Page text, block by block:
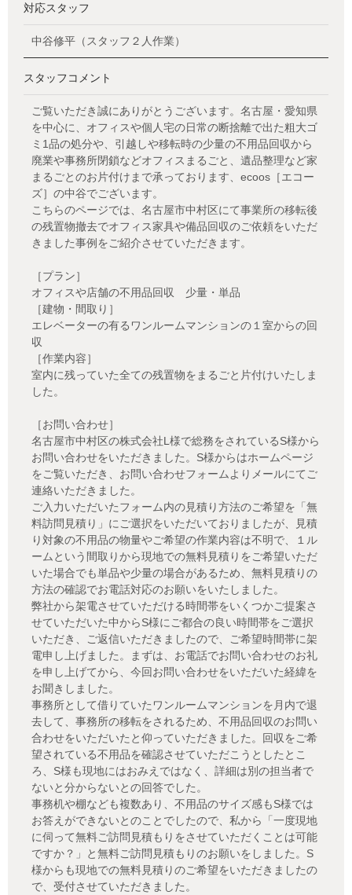
対応スタッフ
中谷修平（スタッフ２人作業）
スタッフコメント
ご覧いただき誠にありがとうございます。名古屋・愛知県
を中心に、オフィスや個人宅の日常の断捨離で出た粗大ゴ
ミ1品の処分や、引越しや移転時の少量の不用品回収から
廃業や事務所閉鎖などオフィスまるごと、遺品整理など家
まるごとのお片付けまで承っております、ecoos［エコー
ズ］の中谷でございます。
こちらのページでは、名古屋市中村区にて事業所の移転後
の残置物撤去でオフィス家具や備品回収のご依頼をいただ
きました事例をご紹介させていただきます。
［プラン］
オフィスや店舗の不用品回収 少量・単品
［建物・間取り］
エレベーターの有るワンルームマンションの１室からの回
収
［作業内容］
室内に残っていた全ての残置物をまるごと片付けいたしま
した。
［お問い合わせ］
名古屋市中村区の株式会社L様で総務をされているS様から
お問い合わせをいただきました。S様からはホームページ
をご覧いただき、お問い合わせフォームよりメールにてご
連絡いただきました。
ご入力いただいたフォーム内の見積り方法のご希望を「無
料訪問見積り」にご選択をいただいておりましたが、見積
り対象の不用品の物量やご希望の作業内容は不明で、１ル
ームという間取りから現地での無料見積りをご希望いただ
いた場合でも単品や少量の場合があるため、無料見積りの
方法の確認でお電話対応のお願いをいたしました。
弊社から架電させていただける時間帯をいくつかご提案さ
せていただいた中からS様にご都合の良い時間帯をご選択
いただき、ご返信いただきましたので、ご希望時間帯に架
電申し上げました。まずは、お電話でお問い合わせのお礼
を申し上げてから、今回お問い合わせをいただいた経緯を
お聞きしました。
事務所として借りていたワンルームマンションを月内で退
去して、事務所の移転をされるため、不用品回収のお問い
合わせをいただいたと仰っていただきました。回収をご希
望されている不用品を確認させていただこうとしたとこ
ろ、S様も現地にはおみえではなく、詳細は別の担当者で
ないと分からないとの回答でした。
事務机や棚なども複数あり、不用品のサイズ感もS様では
お答えができないとのことでしたので、私から「一度現地
に伺って無料ご訪問見積もりをさせていただくことは可能
ですか？」と無料ご訪問見積もりのお願いをしました。S
様からも現地での無料見積りのご希望をいただきましたの
で、受付させていただきました。